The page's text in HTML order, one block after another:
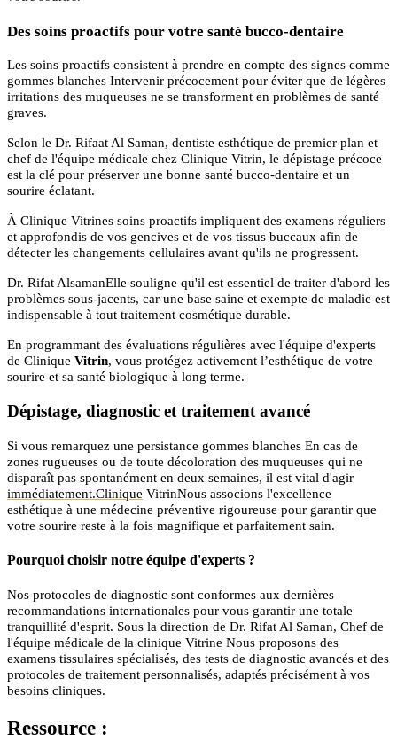
Des soins proactifs pour votre santé bucco-dentaire
Les soins proactifs consistent à prendre en compte des signes comme
gommes blanches Intervenir précocement pour éviter que de légères
irritations des muqueuses ne se transforment en problèmes de santé
graves.
Selon le Dr. Rifaat Al Saman, dentiste esthétique de premier plan et
chef de l'équipe médicale chez Clinique Vitrin, le dépistage précoce
est la clé pour préserver une bonne santé bucco-dentaire et un
sourire éclatant.
À Clinique Vitrines soins proactifs impliquent des examens réguliers
et approfondis de vos gencives et de vos tissus buccaux afin de
détecter les changements cellulaires avant qu'ils ne progressent.
Dr. Rifat AlsamanElle souligne qu'il est essentiel de traiter d'abord les
problèmes sous-jacents, car une base saine et exempte de maladie est
indispensable à tout traitement cosmétique durable.
En programmant des évaluations régulières avec l'équipe d'experts
de Clinique Vitrin, vous protégez activement l’esthétique de votre
sourire et sa santé biologique à long terme.
Dépistage, diagnostic et traitement avancé
Si vous remarquez une persistance gommes blanches En cas de
zones rugueuses ou de toute décoloration des muqueuses qui ne
disparaît pas spontanément en deux semaines, il est vital d'agir
immédiatement.Clinique VitrinNous associons l'excellence
esthétique à une médecine préventive rigoureuse pour garantir que
votre sourire reste à la fois magnifique et parfaitement sain.
Pourquoi choisir notre équipe d'experts ?
Nos protocoles de diagnostic sont conformes aux dernières
recommandations internationales pour vous garantir une totale
tranquillité d'esprit. Sous la direction de Dr. Rifat Al Saman, Chef de
l'équipe médicale de la clinique Vitrine Nous proposons des
examens tissulaires spécialisés, des tests de diagnostic avancés et des
protocoles de traitement personnalisés, adaptés précisément à vos
besoins cliniques.
Ressource :